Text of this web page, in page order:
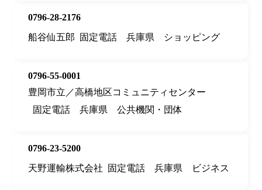
0796-28-2176
船谷仙五郎
固定電話 兵庫県 ショッピング
0796-55-0001
豊岡市立／高橋地区コミュニティセンター
固定電話
兵庫県 公共機関・団体
0796-23-5200
天野運輸株式会社
固定電話 兵庫県 ビジネス